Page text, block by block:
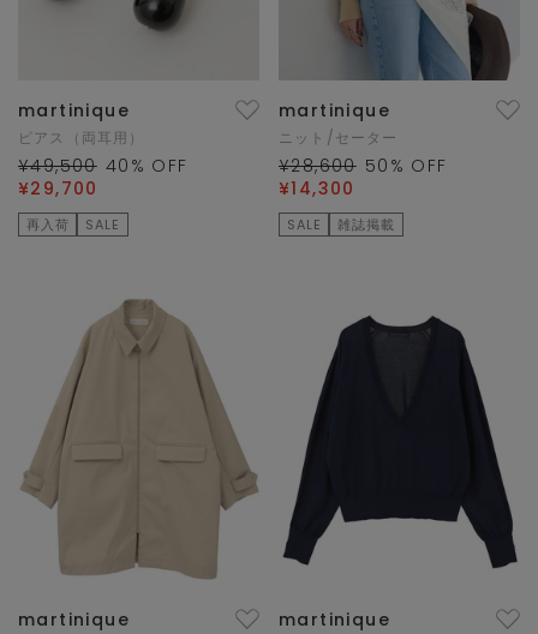
martinique
ピアス（両耳用）
¥49,500 40 % OFF
¥29,700
再入荷 SALE
martinique
ニット/セーター
¥28,600 50 % OFF
¥14,300
SALE 雑誌掲載
martinique martinique